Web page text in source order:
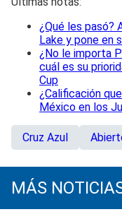
¿Qué les pasó?
Lake y pone en
¿No le importa
cuál es su
Cup
¿Calificación
México en los
Cruz Azul
MÁS